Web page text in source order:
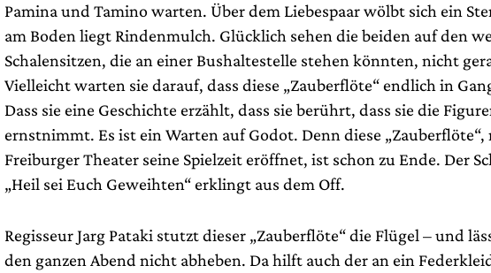
Pamina und Tamino warten. Über dem Liebespaar wölbt sich ein
am Boden liegt Rindenmulch. Glücklich sehen die beiden auf den
Schalensitzen, die an einer Bushaltestelle stehen könnten, nicht
Vielleicht warten sie darauf, dass diese „Zauberflöte“ endlich in
Dass sie eine Geschichte erzählt, dass sie berührt, dass sie die
ernstnimmt. Es ist ein Warten auf Godot. Denn diese „Zauberflöte“,
Freiburger Theater seine Spielzeit eröffnet, ist schon zu Ende. Der
„Heil sei Euch Geweihten“ erklingt aus dem Off.
Regisseur Jarg Pataki stutzt dieser „Zauberflöte“ die Flügel – und
den ganzen Abend nicht abheben. Da hilft auch der an ein